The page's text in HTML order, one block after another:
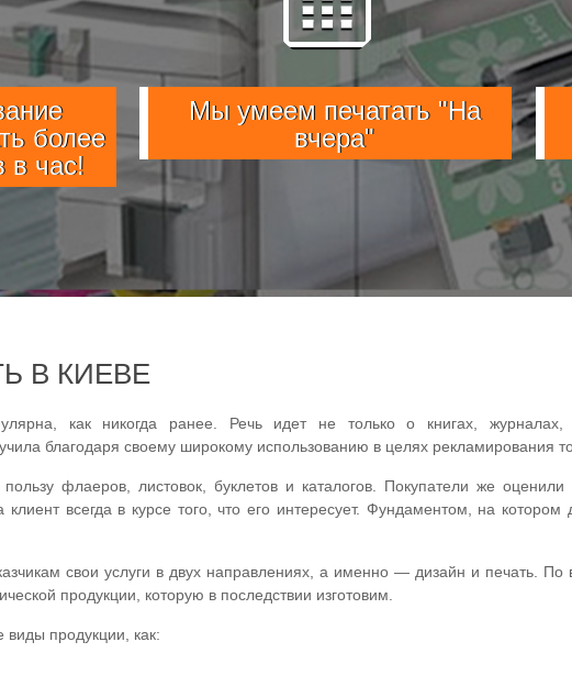
более
в час!
Мы умеем печатать "На
вчера"
В КИЕВЕ
как никогда ранее. Речь идет не только о книгах,
благодаря своему широкому использованию в целях рекламирования
флаеров, листовок, буклетов и каталогов. Покупатели же
всегда в курсе того, что его интересует. Фундаментом, на котором
свои услуги в двух направлениях, а именно — дизайн и печать.
продукции, которую в последствии изготовим.
продукции, как: